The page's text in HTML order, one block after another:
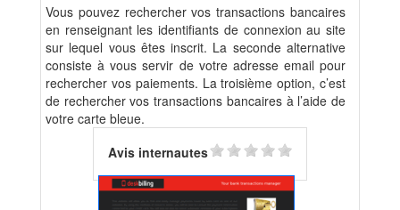
Vous pouvez rechercher vos transactions bancaires
en renseignant les identifiants de connexion au site
sur lequel vous êtes inscrit. La seconde alternative
consiste à vous servir de votre adresse email pour
rechercher vos paiements. La troisième option, c’est
de rechercher vos transactions bancaires à l’aide de
votre carte bleue.
Avis internautes